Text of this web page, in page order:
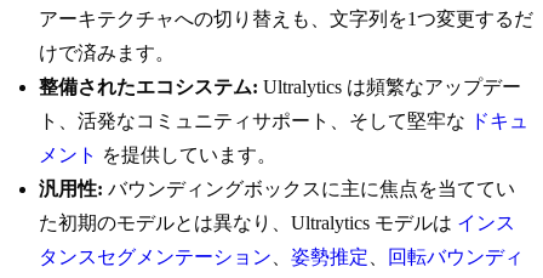
アーキテクチャへの切り替えも、文字列を1つ変更するだ
けで済みます。
整備されたエコシステム: Ultralytics は頻繁なアップデー
ト、活発なコミュニティサポート、そして堅牢な ドキュ
メント を提供しています。
汎用性: バウンディングボックスに主に焦点を当ててい
た初期のモデルとは異なり、Ultralytics モデルは インス
タンスセグメンテーション
姿勢推定 回転バウンディ